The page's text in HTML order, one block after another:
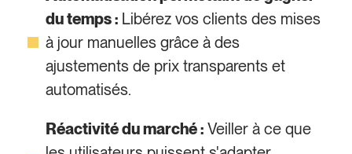
du temps :Libérez vos clients des mises
à jour manuelles grâce à des
ajustements de prix transparents et
automatisés.
Réactivité du marché :Veiller à ce que